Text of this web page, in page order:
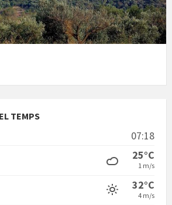
&quot;La mare&quot;, d'Emma Zafon
TEMPS
07:18
25°C
1 m/s
32°C
4 m/s